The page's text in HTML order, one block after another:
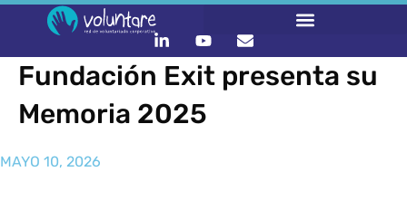
Fundación Exit presenta su
Memoria 2025
MAYO 10, 2026